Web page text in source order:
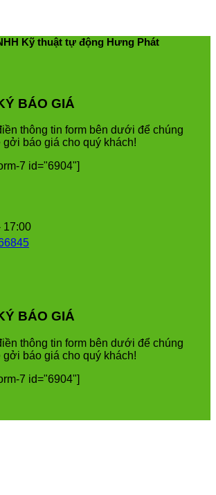
Kỹ thuật tự động Hưng Phát
BÁO GIÁ
iền thông tin form bên dưới để chúng
gởi báo giá cho quý khách!
7 id="6904"]
17:00
BÁO GIÁ
iền thông tin form bên dưới để chúng
gởi báo giá cho quý khách!
7 id="6904"]